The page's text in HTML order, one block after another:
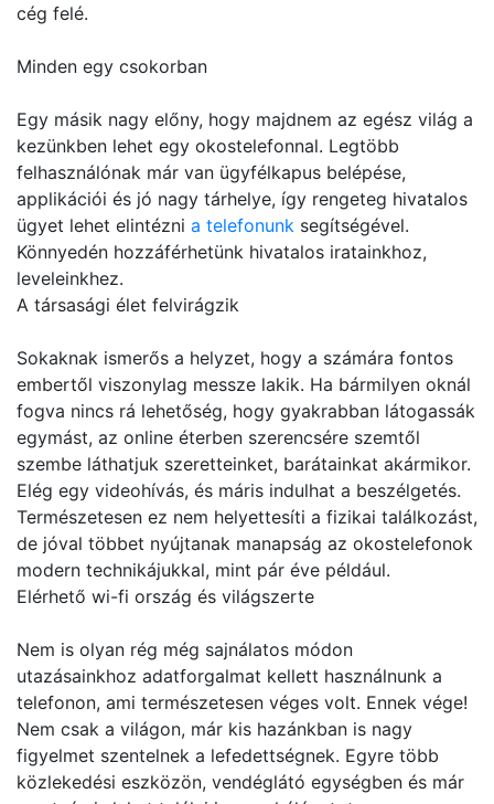
cég felé.
Minden egy csokorban
Egy másik nagy előny, hogy majdnem az egész világ a
kezünkben lehet egy okostelefonnal. Legtöbb
felhasználónak már van ügyfélkapus belépése,
applikációi és jó nagy tárhelye, így rengeteg hivatalos
ügyet lehet elintézni a telefonunk segítségével.
Könnyedén hozzáférhetünk hivatalos iratainkhoz,
leveleinkhez.
A társasági élet felvirágzik
Sokaknak ismerős a helyzet, hogy a számára fontos
embertől viszonylag messze lakik. Ha bármilyen oknál
fogva nincs rá lehetőség, hogy gyakrabban látogassák
egymást, az online éterben szerencsére szemtől
szembe láthatjuk szeretteinket, barátainkat akármikor.
Elég egy videohívás, és máris indulhat a beszélgetés.
Természetesen ez nem helyettesíti a fizikai találkozást,
de jóval többet nyújtanak manapság az okostelefonok
modern technikájukkal, mint pár éve például.
Elérhető wi-fi ország és világszerte
Nem is olyan rég még sajnálatos módon
utazásainkhoz adatforgalmat kellett használnunk a
telefonon, ami természetesen véges volt. Ennek vége!
Nem csak a világon, már kis hazánkban is nagy
figyelmet szentelnek a lefedettségnek. Egyre több
közlekedési eszközön, vendéglátó egységben és már